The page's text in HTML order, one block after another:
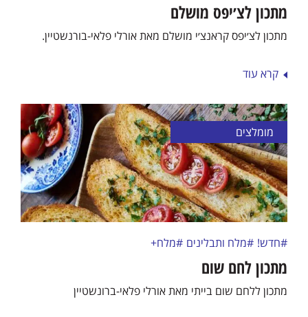
מתכון לצ׳יפס מושלם
מתכון לצ׳יפס קראנצ׳י מושלם מאת אורלי פלאי-בורנשטיין.
קרא עוד
מומלצים
#חדש! #מלח ותבלינים #מלח+
מתכון לחם שום
מתכון ללחם שום בייתי מאת אורלי פלאי-ברונשטיין